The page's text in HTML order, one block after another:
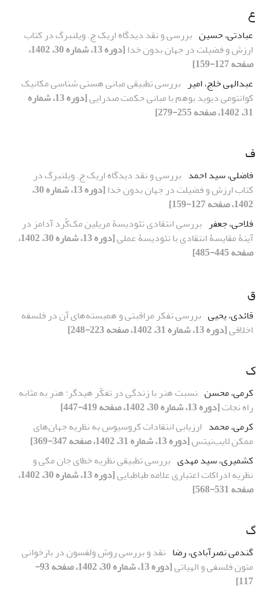
ع
عبادتی، حسین بررسی و نقد دیدگاه اریک ج. ویلنبرگ در کتاب
ارزش و فضیلت در جهان بدون خدا
[دوره 13، شماره 30، 1402،
صفحه 127-159]
عبدالهی خلج، امیر بررسی تطبیقی مبانی هستی شناسی مکانیک
کوانتومی دیوید بوهم با مبانی حکمت صدرایی
[دوره 13، شماره
31، 1402، صفحه 255-279]
ف
فاضلی، سید احمد بررسی و نقد دیدگاه اریک ج. ویلنبرگ در
کتاب ارزش و فضیلت در جهان بدون خدا
[دوره 13، شماره 30،
1402، صفحه 127-159]
فلاحی، جعفر بررسیِ انتقادیِ تئودیسۀ مریلین مک‌کُرد آدامز در
آینۀ مقایسۀ انتقادیِ با تئودیسۀ عملی
[دوره 13، شماره 30، 1402،
صفحه 445-485]
ق
قائدی، یحیی بررسی تفکر مراقبتی و همبسته‌های آن در فلسفه
اخلاقی[دوره 13، شماره 31، 1402، صفحه 223-248]
ک
کرمی، محسن نسبت هنر با زندگی در تفکّر هیدگر: هنر به مثابه
راه نجات[دوره 13، شماره 30، 1402، صفحه 419-447]
کرمی، محمد ارزیابی انتقادات کروسیوس به نظریه جهان‌های
ممکن لایب‌نیتس[دوره 13، شماره 31، 1402، صفحه 347-369]
کشمیری، سید مهدی بررسی تطبیقی نظریه خطای جان مکی و
نظریه ادراکات اعتباری علامه طباطبایی
[دوره 13، شماره 30، 1402،
صفحه 531-568]
گ
گندمی نصرآبادی، رضا نقد و بررسی روش ولفسون در بازخوانی
متون فلسفی و الهیاتی
[دوره 13، شماره 30، 1402، صفحه 93-
117]